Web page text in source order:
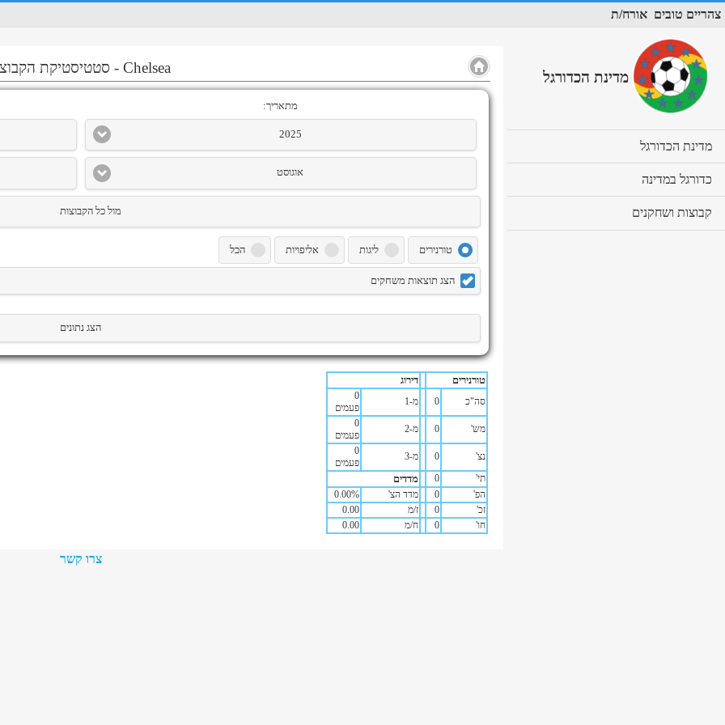
צהריים טובים אורח/ת
Chelsea
- סטטיסטיקת
מתאריך:
2025
אוגוסט
מול כל הקבוצות
טורנירים ליגות אליפויות הכל
הצג תוצאות משחקים
הצג נתונים
טורנירים דירוג
סה"כ 0 מ-1
0
פעמים
מש'
0 מ-2
0
פעמים
נצ'
0 מ-3
0
פעמים
תי'
0 מדדים
הפ' 0 מדד הצ' 0.00%
זכ'
0 ז/מ
0.00
חו'
0 ח/מ 0.00
צרו קשר
מדינת הכדורגל
מדינת הכדורגל
to
כדורגל במדינה
to
קבוצות ושחקנים
to